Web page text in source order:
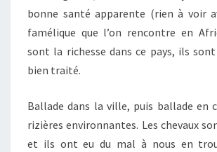
bonne santé apparente (rien à voir
famélique que l’on rencontre en
sont la richesse dans ce pays, ils
bien traité.
Ballade dans la ville, puis ballade en
rizières environnantes. Les chevaux
et ils ont eu du mal à nous en